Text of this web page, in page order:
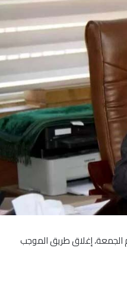
الجمعة، إغلاق طريق الموجب